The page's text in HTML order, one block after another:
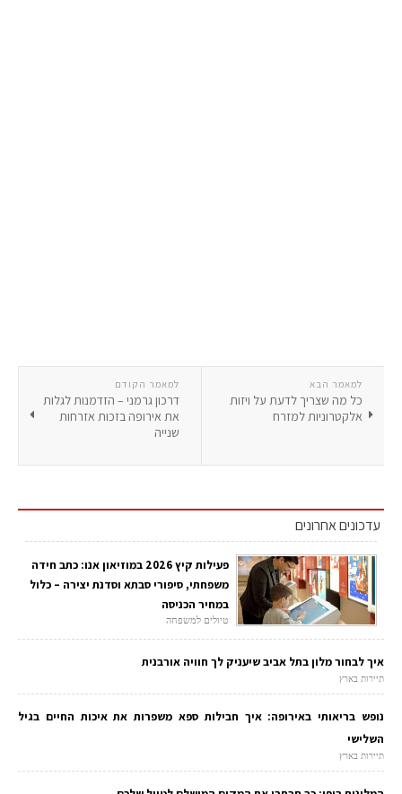
למאמר הקודם
דרכון גרמני – הזדמנות לגלות
את אירופה בזכות אזרחות
שנייה
למאמר הבא
כל מה שצריך לדעת על ויזות
אלקטרוניות למזרח
עדכונים אחרונים
פעילות קיץ 2026 במוזיאון אנו: כתב חידה
משפחתי, סיפורי סבתא וסדנת יצירה – כלול
במחיר הכניסה
טיולים למשפחה
איך לבחור מלון בתל אביב שיעניק לך חוויה אורבנית
תיירות בארץ
נופש בריאותי באירופה: איך חבילות ספא משפרות את איכות החיים בגיל
השלישי
תיירות בארץ